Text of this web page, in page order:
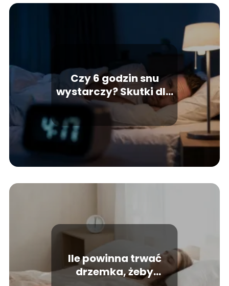
Czy 6 godzin snu
wystarczy? Skutki dla
zdrowia i koncentracji
Ile powinna trwać
drzemka, żeby